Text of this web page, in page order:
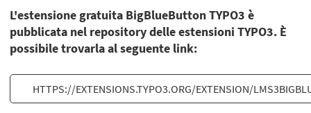
L'estensione gratuita BigBlueButton TYPO3 è
pubblicata nel repository delle estensioni TYPO3. È
possibile trovarla al seguente link:
HTTPS://EXTENSIONS.TYPO3.ORG/EXTENSION/